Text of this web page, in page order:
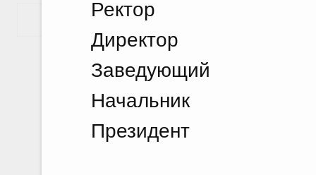
Ректор
Директор
Заведующий
Начальник
Президент